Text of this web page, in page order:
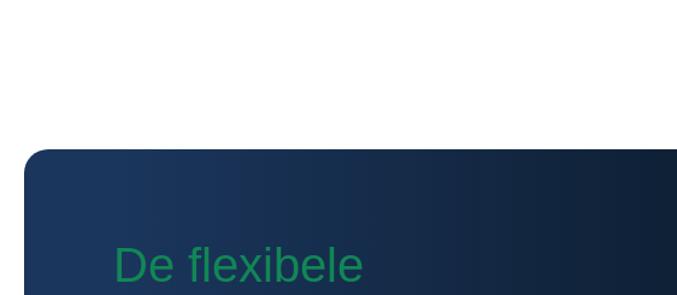
De flexibele